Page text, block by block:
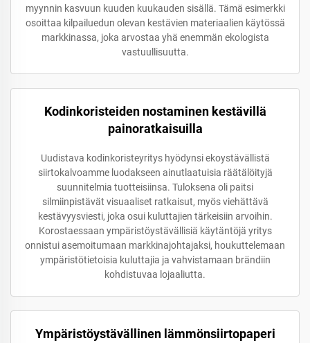
myynnin kasvuun kuuden kuukauden sisällä. Tämä esimerkki
osoittaa kilpailuedun olevan kestävien materiaalien käytössä
markkinassa, joka arvostaa yhä enemmän ekologista
vastuullisuutta.
Kodinkoristeiden nostaminen kestävillä
painoratkaisuilla
Uudistava kodinkoristeyritys hyödynsi ekoystävällistä
siirtokalvoamme luodakseen ainutlaatuisia räätälöityjä
suunnitelmia tuotteisiinsa. Tuloksena oli paitsi
silmiinpistävät visuaaliset ratkaisut, myös viehättävä
kestävyysviesti, joka osui kuluttajien tärkeisiin arvoihin.
Korostaessaan ympäristöystävällisiä käytäntöjä yritys
onnistui asemoitumaan markkinajohtajaksi, houkuttelemaan
ympäristötietoisia kuluttajia ja vahvistamaan brändiin
kohdistuvaa lojaaliutta.
Ympäristöystävällinen lämmönsiirtopaperi